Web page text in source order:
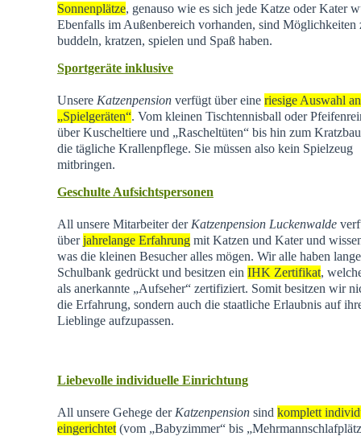
Sonnenplätze, genauso wie es sich jede Katze oder Kater
Ebenfalls im Außenbereich vorhanden, sind Möglichkeiten
buddeln, kratzen, spielen und Spaß haben.
Sportgeräte inklusive
Unsere Katzenpensionverfügt über eine riesige Auswahl an
„Spielgeräten“. Vom kleinen Tischtennisball oder
über Kuscheltiere und „Rascheltüten“ bis hin zum
die tägliche Krallenpflege. Sie müssen also kein Spielzeug
mitbringen.
Geschulte Aufsichtspersonen
All unsere Mitarbeiter der Katzenpension Luckenwalde
überjahrelange Erfahrungmit Katzen und Kater und
was die kleinen Besucher alles mögen. Wir alle haben
Schulbank gedrückt und besitzen ein IHK Zertifikat,
als anerkannte „Aufseher“ zertifiziert. Somit besitzen wir
die Erfahrung, sondern auch die staatliche Erlaubnis auf
Lieblinge aufzupassen.
Liebevolle individuelle Einrichtung
All unsere Gehege der Katzenpensionsind komplett
eingerichtet(vom „Babyzimmer“ bis